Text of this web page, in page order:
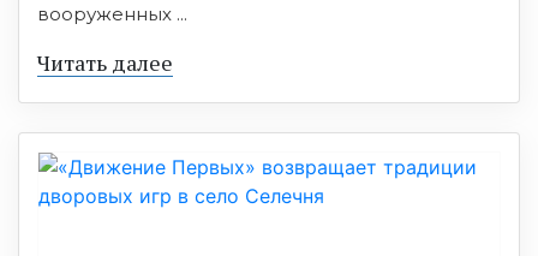
вооруженных ...
Читать далее